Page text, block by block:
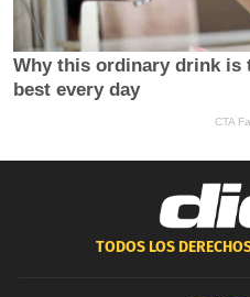
TODOS LOS